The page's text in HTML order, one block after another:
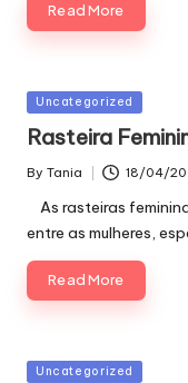
Read More
Posted
Uncategorized
Rasteira
Posted
By Tania 18/04/
As rasteiras
entre as mulheres,
Read More
Posted
Uncategorized